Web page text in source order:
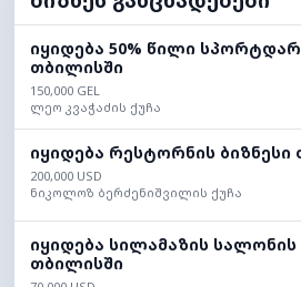
იყიდება 50% წილი
თბილისში
150,000 GEL
ლეო კვაჭაძის ქუჩა
იყიდება რესტორნის ბიზნესი
200,000 USD
ნიკოლოზ ბერძენიშვილის ქუჩა
იყიდება სილამაზის სალონის
თბილისში